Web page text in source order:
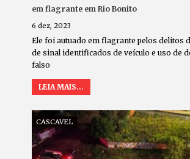
em flagrante em Rio Bonito
6 dez, 2023
Ele foi autuado em flagrante pelos delitos
de sinal identificados de veículo e uso de
falso
LEIA MAIS...
CASCAVEL